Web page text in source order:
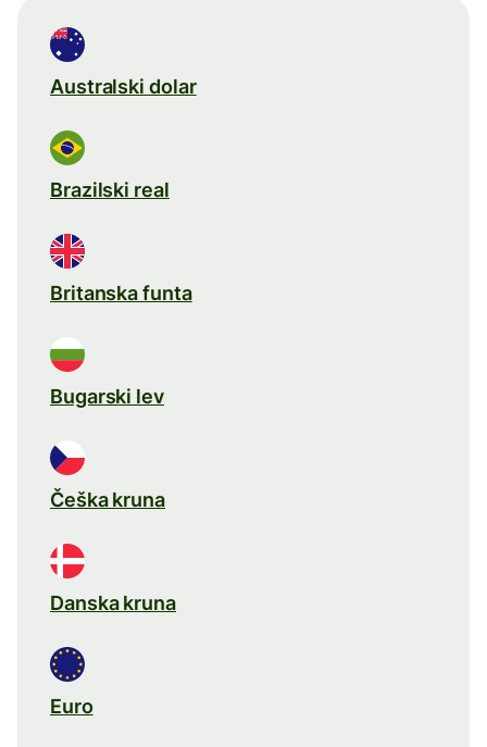
Australski dolar
Brazilski real
Britanska funta
Bugarski lev
Češka kruna
Danska kruna
Euro